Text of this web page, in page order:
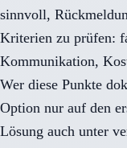
sinnvoll,
Kriterien zu prüfen:
Kommunikation,
Wer diese Punkte
Option nur auf den
Lösung auch unter